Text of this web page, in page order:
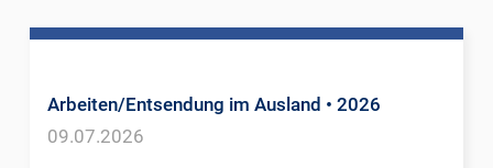
Arbeiten/Entsendung im Ausland • 2026
09.07.2026